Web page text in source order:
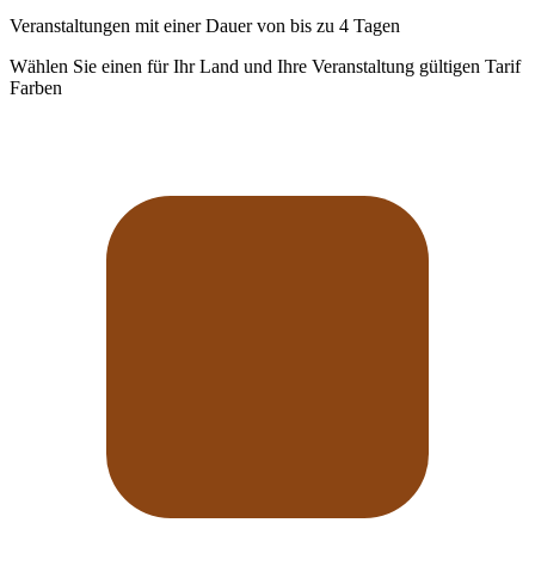
Veranstaltungen mit einer Dauer von bis zu 4 Tagen
Wählen Sie einen für Ihr Land und Ihre Veranstaltung gültigen Tarif
Farben